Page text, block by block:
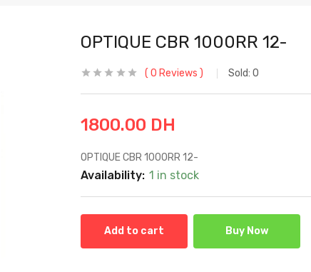
OPTIQUE CBR 1000RR 12-
0 Reviews Sold: 0
1800.00 DH
OPTIQUE CBR 1000RR 12-
Availability: 1 in stock
Add to cart Buy Now